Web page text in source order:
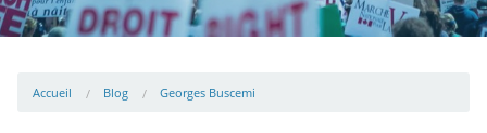
Accueil Blog Georges Buscemi